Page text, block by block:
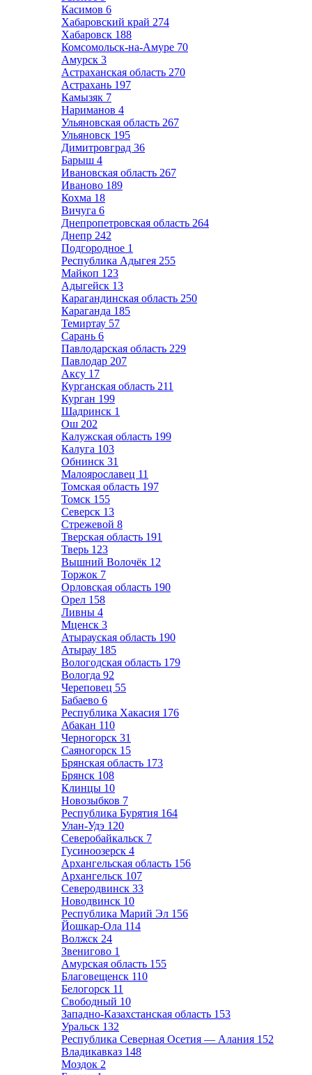
Касимов 6
Хабаровский край 274
Хабаровск 188
Комсомольск-на-Амуре 70
Амурск 3
Астраханская область 270
Астрахань 197
Камызяк 7
Нариманов 4
Ульяновская область 267
Ульяновск 195
Димитровград 36
Барыш 4
Ивановская область 267
Иваново 189
Кохма 18
Вичуга 6
Днепропетровская область 264
Днепр 242
Подгородное 1
Республика Адыгея 255
Майкоп 123
Адыгейск 13
Карагандинская область 250
Караганда 185
Темиртау 57
Сарань 6
Павлодарская область 229
Павлодар 207
Аксу 17
Курганская область 211
Курган 199
Шадринск 1
Ош 202
Калужская область 199
Калуга 103
Обнинск 31
Малоярославец 11
Томская область 197
Томск 155
Северск 13
Стрежевой 8
Тверская область 191
Тверь 123
Вышний Волочёк 12
Торжок 7
Орловская область 190
Орел 158
Ливны 4
Мценск 3
Атырауская область 190
Атырау 185
Вологодская область 179
Вологда 92
Череповец 55
Бабаево 6
Республика Хакасия 176
Абакан 110
Черногорск 31
Саяногорск 15
Брянская область 173
Брянск 108
Клинцы 10
Новозыбков 7
Республика Бурятия 164
Улан-Удэ 120
Северобайкальск 7
Гусиноозерск 4
Архангельская область 156
Архангельск 107
Северодвинск 33
Новодвинск 10
Республика Марий Эл 156
Йошкар-Ола 114
Волжск 24
Звенигово 1
Амурская область 155
Благовещенск 110
Белогорск 11
Свободный 10
Западно-Казахстанская область 153
Уральск 132
Республика Северная Осетия — Алания 152
Владикавказ 148
Моздок 2